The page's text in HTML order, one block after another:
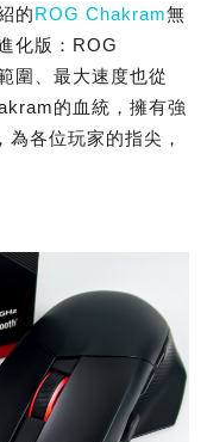
的ROG Chakram無
化版：ROG
圍、最大速度也從
的血統，擁有強
各位玩家的指尖，